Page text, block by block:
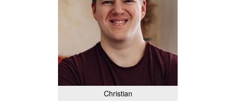
Christian